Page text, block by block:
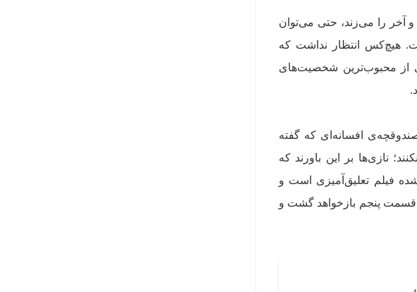
آخر را می‌زند، حتی می‌توان
هیچ‌کس انتظار نداشت که
از محبوب‌ترین شخصیت‌های
افسانه‌ای که گفته
نازی‌ها بر این باورند که
فیلم تعلیق‌آمیزی است و
قسمت پنجم بازخواهد گشت و